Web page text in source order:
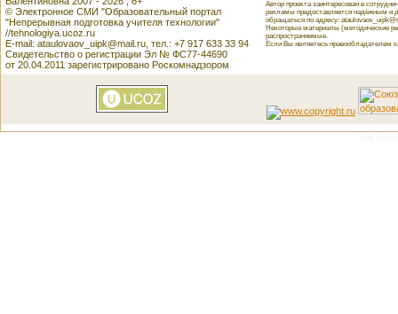
© Электронное СМИ "Образовательный портал
"Непрерывная подготовка учителя технологии"
//tehnologiya.ucoz.ru
E-mail: ataulovaov_uipk@mail.ru, тел.: +7 917 633 33 94
Свидетельство о регистрации Эл № ФС77-44690
от 20.04.2011 зарегистрировано Роскомнадзором
Автор проекта заинтересован в
рекламы предоставляется надёжным и
обращаться по адресу:
Некоторые материалы (методические
распространяемые.
Если Вы являетесь правообладателем